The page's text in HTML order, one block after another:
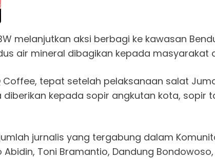
melanjutkan aksi berbagi ke kawasan
air mineral dibagikan kepada masyarakat
tepat setelah pelaksanaan salat
kepada sopir angkutan kota, sopir
jurnalis yang tergabung dalam
Toni Bramantio, Dandung